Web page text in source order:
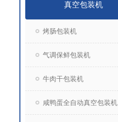
真空包装机
烤肠包装机
气调保鲜包装机
牛肉干包装机
咸鸭蛋全自动真空包装机